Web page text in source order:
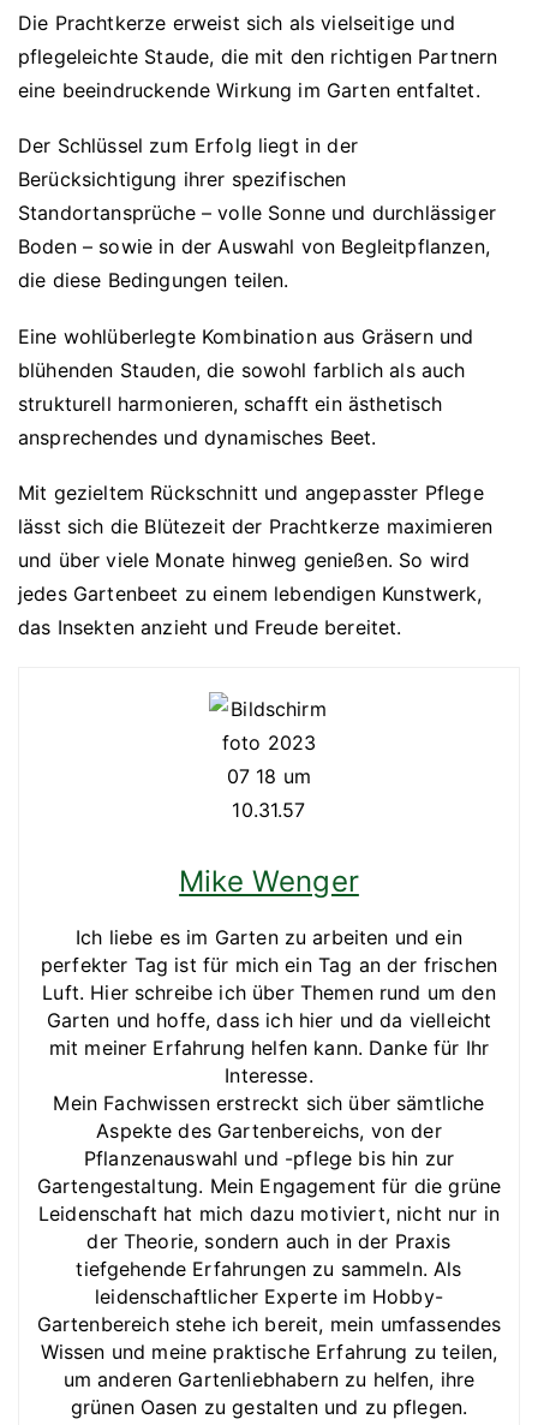
Die Prachtkerze erweist sich als vielseitige und
pflegeleichte Staude, die mit den richtigen Partnern
eine beeindruckende Wirkung im Garten entfaltet.
Der Schlüssel zum Erfolg liegt in der
Berücksichtigung ihrer spezifischen
Standortansprüche – volle Sonne und durchlässiger
Boden – sowie in der Auswahl von Begleitpflanzen,
die diese Bedingungen teilen.
Eine wohlüberlegte Kombination aus Gräsern und
blühenden Stauden, die sowohl farblich als auch
strukturell harmonieren, schafft ein ästhetisch
ansprechendes und dynamisches Beet.
Mit gezieltem Rückschnitt und angepasster Pflege
lässt sich die Blütezeit der Prachtkerze maximieren
und über viele Monate hinweg genießen. So wird
jedes Gartenbeet zu einem lebendigen Kunstwerk,
das Insekten anzieht und Freude bereitet.
Mike Wenger
Ich liebe es im Garten zu arbeiten und ein
perfekter Tag ist für mich ein Tag an der frischen
Luft. Hier schreibe ich über Themen rund um den
Garten und hoffe, dass ich hier und da vielleicht
mit meiner Erfahrung helfen kann. Danke für Ihr
Interesse.
Mein Fachwissen erstreckt sich über sämtliche
Aspekte des Gartenbereichs, von der
Pflanzenauswahl und -pflege bis hin zur
Gartengestaltung. Mein Engagement für die grüne
Leidenschaft hat mich dazu motiviert, nicht nur in
der Theorie, sondern auch in der Praxis
tiefgehende Erfahrungen zu sammeln. Als
leidenschaftlicher Experte im Hobby-
Gartenbereich stehe ich bereit, mein umfassendes
Wissen und meine praktische Erfahrung zu teilen,
um anderen Gartenliebhabern zu helfen, ihre
grünen Oasen zu gestalten und zu pflegen.